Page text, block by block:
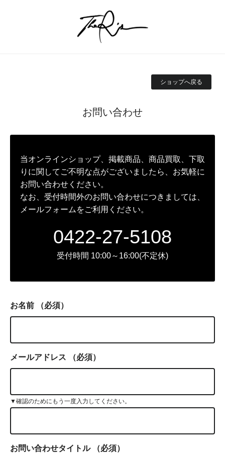
ショップへ戻る
お問い合わせ
当オンラインショップ、掲載商品、商品買取、下取
りに関してご不明な点がございましたら、お気軽に
お問い合わせください。
なお、受付時間外のお問い合わせにつきましては、
メールフォームをご利用ください。
0422-27-5108
受付時間 10:00～16:00(不定休)
お名前 （必須）
メールアドレス （必須）
▼確認のためにもう一度入力してください。
お問い合わせタイトル （必須）